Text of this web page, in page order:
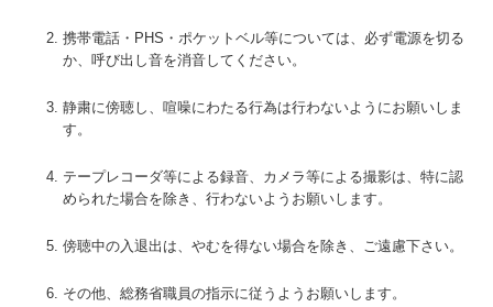
携帯電話・PHS・ポケットベル等については、必ず電源を切る
か、呼び出し音を消音してください。
静粛に傍聴し、喧噪にわたる行為は行わないようにお願いしま
す。
テープレコーダ等による録音、カメラ等による撮影は、特に認
められた場合を除き、行わないようお願いします。
傍聴中の入退出は、やむを得ない場合を除き、ご遠慮下さい。
その他、総務省職員の指示に従うようお願いします。